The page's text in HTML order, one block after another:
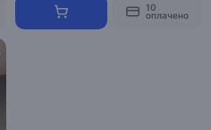
10
оплачено